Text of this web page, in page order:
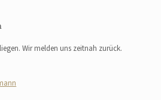
Wir melden uns zeitnah zurück.